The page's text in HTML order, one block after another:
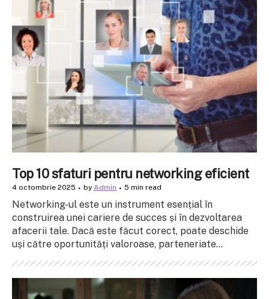
Top 10 sfaturi pentru networking eficient
4 octombrie 2025 by Admin 5 min read
Networking-ul este un instrument esențial în
construirea unei cariere de succes și în dezvoltarea
afacerii tale. Dacă este făcut corect, poate deschide
uși către oportunități valoroase, parteneriate...